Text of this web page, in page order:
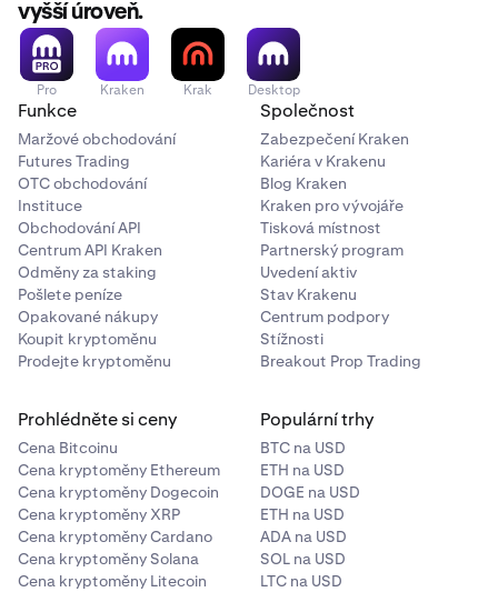
vyšší úroveň.
Pro Kraken Krak Desktop
Funkce
Maržové obchodování
Futures Trading
OTC obchodování
Instituce
Obchodování API
Centrum API Kraken
Odměny za staking
Pošlete peníze
Opakované nákupy
Koupit kryptoměnu
Prodejte kryptoměnu
Společnost
Zabezpečení Kraken
Kariéra v Krakenu
Blog Kraken
Kraken pro vývojáře
Tisková místnost
Partnerský program
Uvedení aktiv
Stav Krakenu
Centrum podpory
Stížnosti
Breakout Prop Trading
Prohlédněte si ceny
Cena Bitcoinu
Cena kryptoměny Ethereum
Cena kryptoměny Dogecoin
Cena kryptoměny XRP
Cena kryptoměny Cardano
Cena kryptoměny Solana
Cena kryptoměny Litecoin
Populární trhy
BTC na USD
ETH na USD
DOGE na USD
ETH na USD
ADA na USD
SOL na USD
LTC na USD